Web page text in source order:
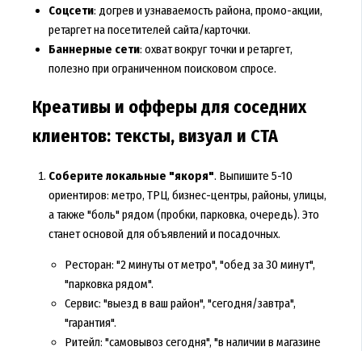
Соцсети: догрев и узнаваемость района, промо-акции,
ретаргет на посетителей сайта/карточки.
Баннерные сети: охват вокруг точки и ретаргет,
полезно при ограниченном поисковом спросе.
Креативы и офферы для соседних
клиентов: тексты, визуал и CTA
Соберите локальные "якоря". Выпишите 5-10
ориентиров: метро, ТРЦ, бизнес-центры, районы, улицы,
а также "боль" рядом (пробки, парковка, очередь). Это
станет основой для объявлений и посадочных.
Ресторан: "2 минуты от метро", "обед за 30 минут",
"парковка рядом".
Сервис: "выезд в ваш район", "сегодня/завтра",
"гарантия".
Ритейл: "самовывоз сегодня", "в наличии в магазине